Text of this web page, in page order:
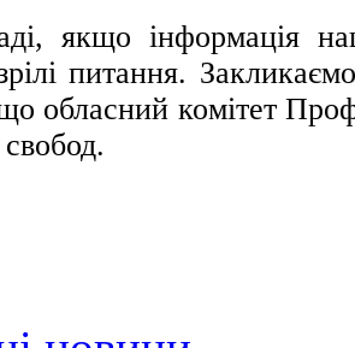
якщо інформація
питання.
обласний комітет